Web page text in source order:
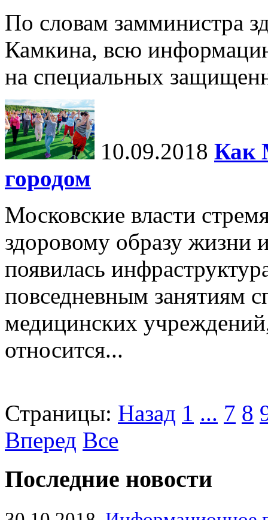
По словам замминистра
Камкина, всю
на специальных
10.09.2018 Как
городом
Московские власти
здоровому образу жизни
появилась
повседневным занятиям
медицинских
относится...
Страницы: Назад 1 ... 7 8
Вперед Все
Последние новости